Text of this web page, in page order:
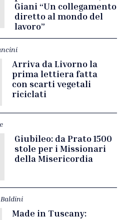
Giani “Un collegamento
diretto al mondo del
lavoro”
Arriva da Livorno la
prima lettiera fatta
con scarti vegetali
riciclati
Giubileo: da Prato 1500
stole per i Missionari
della Misericordia
Baldini
Made in Tuscany: